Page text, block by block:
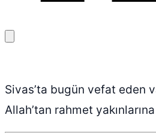
kopyala
Sivas’ta bugün vefat eden
Allah’tan rahmet